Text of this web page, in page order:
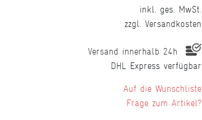
inkl. ges. MwSt.
zzgl. Versandkosten
Versand innerhalb 24h
DHL Express verfügbar
Wunschliste
Frage zum Artikel?